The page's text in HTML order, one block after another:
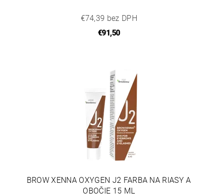
€74,39 bez DPH
€91,50
BROW XENNA OXYGEN J2 FARBA NA RIASY A
OBOČIE 15 ML